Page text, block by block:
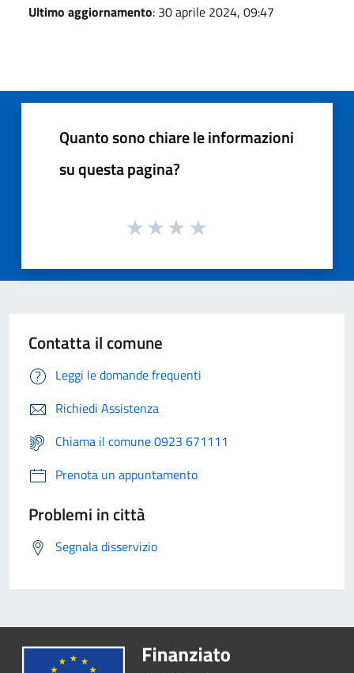
Ultimo aggiornamento: 30 aprile 2024, 09:47
Quanto sono chiare le informazioni
su questa pagina?
Contatta il comune
Leggi le domande frequenti
Richiedi Assistenza
Chiama il comune 0923 671111
Prenota un appuntamento
Problemi in città
Segnala disservizio